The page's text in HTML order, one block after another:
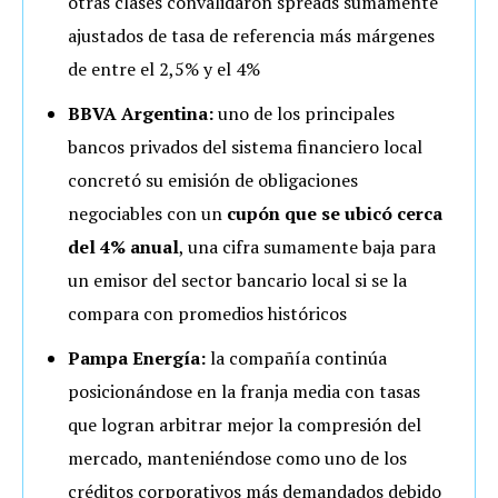
ajustados de tasa de referencia más márgenes
de entre el 2,5% y el 4%
BBVA Argentina:uno de los principales
bancos privados del sistema financiero local
concretó su emisión de obligaciones
negociables con un cupón que se ubicó cerca
del 4% anual, una cifra sumamente baja para
un emisor del sector bancario local si se la
compara con promedios históricos
Pampa Energía:la compañía continúa
posicionándose en la franja media con tasas
que logran arbitrar mejor la compresión del
mercado, manteniéndose como uno de los
créditos corporativos más demandados debido